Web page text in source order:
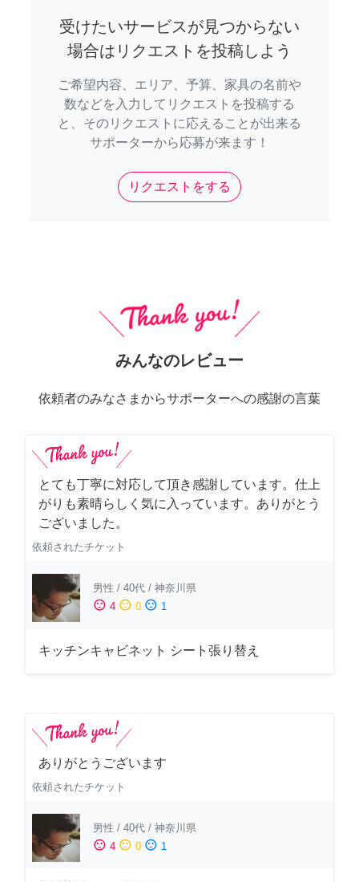
受けたいサービスが見つからない
場合はリクエストを投稿しよう
ご希望内容、エリア、予算、家具の名前や
数などを入力してリクエストを投稿する
と、そのリクエストに応えることが出来る
サポーターから応募が来ます！
リクエストをする
みんなのレビュー
依頼者のみなさまからサポーターへの感謝の言葉
とても丁寧に対応して頂き感謝しています。仕上
がりも素晴らしく気に入っています。ありがとう
ございました。
依頼されたチケット
男性 / 40代 / 神奈川県
sentiment_satisfied 4 sentiment_neutral 0 sentiment_dissatisfied 1
キッチンキャビネット シート張り替え
ありがとうございます
依頼されたチケット
男性 / 40代 / 神奈川県
sentiment_satisfied 4 sentiment_neutral 0 sentiment_dissatisfied 1